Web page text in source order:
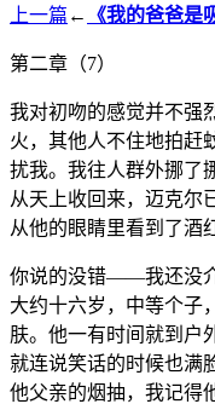
上一篇 ← 《我的爸爸是
第二章（7）
我对初吻的感觉并不强
火，其他人不住地拍赶
扰我。我往人群外挪了
从天上收回来，迈克尔
从他的眼睛里看到了酒
你说的没错——我还没
大约十六岁，中等个子
肤。他一有时间就到户
就连说笑话的时候也
他父亲的烟抽，我记得